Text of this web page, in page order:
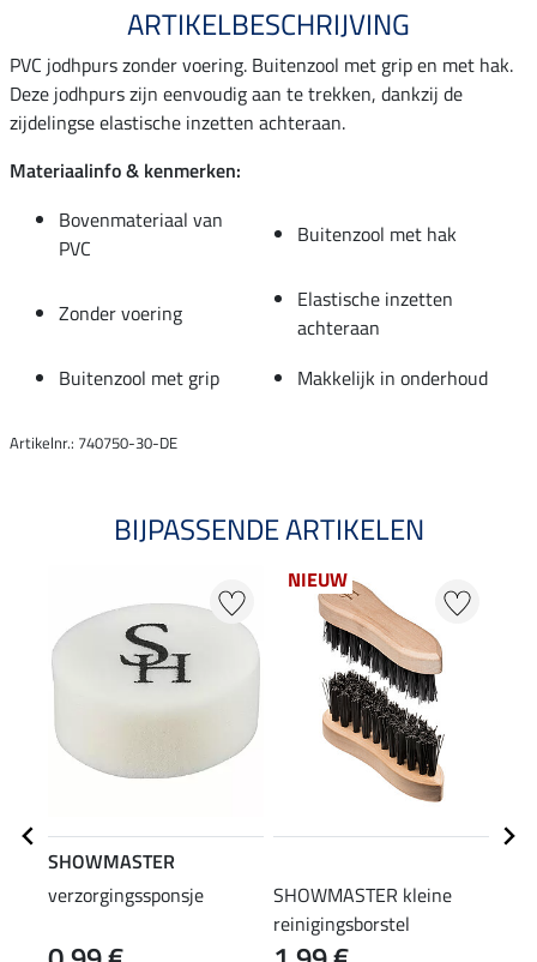
ARTIKELBESCHRIJVING
PVC jodhpurs zonder voering. Buitenzool met grip en met hak.
Deze jodhpurs zijn eenvoudig aan te trekken, dankzij de
zijdelingse elastische inzetten achteraan.
Materiaalinfo & kenmerken:
Bovenmateriaal van
PVC
Buitenzool met hak
Zonder voering
Elastische inzetten
achteraan
Buitenzool met grip
Makkelijk in onderhoud
Artikelnr.: 740750-30-DE
BIJPASSENDE ARTIKELEN
SHOWMASTER
verzorgingssponsje
NIEUW
SHOWMASTER kleine
reinigingsborstel